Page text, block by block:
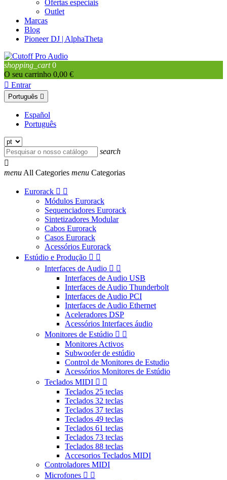
Ofertas especiais
Outlet
Marcas
Blog
Pioneer DJ | AlphaTheta
shopping_cart 0
O seu carrinho 0,00 €
 Entrar
Português 
Español
Português
search

menu All Categories menu Categorias
Eurorack  
Módulos Eurorack
Sequenciadores Eurorack
Sintetizadores Modular
Cabos Eurorack
Casos Eurorack
Acessórios Eurorack
Estúdio e Produção  
Interfaces de Audio  
Interfaces de Audio USB
Interfaces de Audio Thunderbolt
Interfaces de Audio PCI
Interfaces de Audio Ethernet
Aceleradores DSP
Acessórios Interfaces áudio
Monitores de Estúdio  
Monitores Activos
Subwoofer de estúdio
Control de Monitores de Estudio
Acessórios Monitores de Estúdio
Teclados MIDI  
Teclados 25 teclas
Teclados 32 teclas
Teclados 37 teclas
Teclados 49 teclas
Teclados 61 teclas
Teclados 73 teclas
Teclados 88 teclas
Accesorios Teclados MIDI
Controladores MIDI
Microfones  